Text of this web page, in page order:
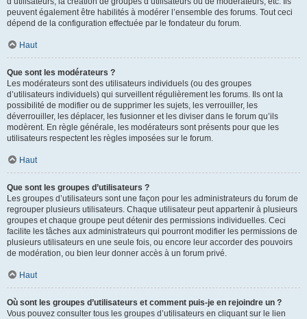
peuvent également être habilités à modérer l’ensemble des forums. Tout ceci
dépend de la configuration effectuée par le fondateur du forum.
Haut
Que sont les modérateurs ?
Les modérateurs sont des utilisateurs individuels (ou des groupes
d’utilisateurs individuels) qui surveillent régulièrement les forums. Ils ont la
possibilité de modifier ou de supprimer les sujets, les verrouiller, les
déverrouiller, les déplacer, les fusionner et les diviser dans le forum qu’ils
modèrent. En règle générale, les modérateurs sont présents pour que les
utilisateurs respectent les règles imposées sur le forum.
Haut
Que sont les groupes d’utilisateurs ?
Les groupes d’utilisateurs sont une façon pour les administrateurs du forum de
regrouper plusieurs utilisateurs. Chaque utilisateur peut appartenir à plusieurs
groupes et chaque groupe peut détenir des permissions individuelles. Ceci
facilite les tâches aux administrateurs qui pourront modifier les permissions de
plusieurs utilisateurs en une seule fois, ou encore leur accorder des pouvoirs
de modération, ou bien leur donner accès à un forum privé.
Haut
Où sont les groupes d’utilisateurs et comment puis-je en rejoindre un ?
Vous pouvez consulter tous les groupes d’utilisateurs en cliquant sur le lien